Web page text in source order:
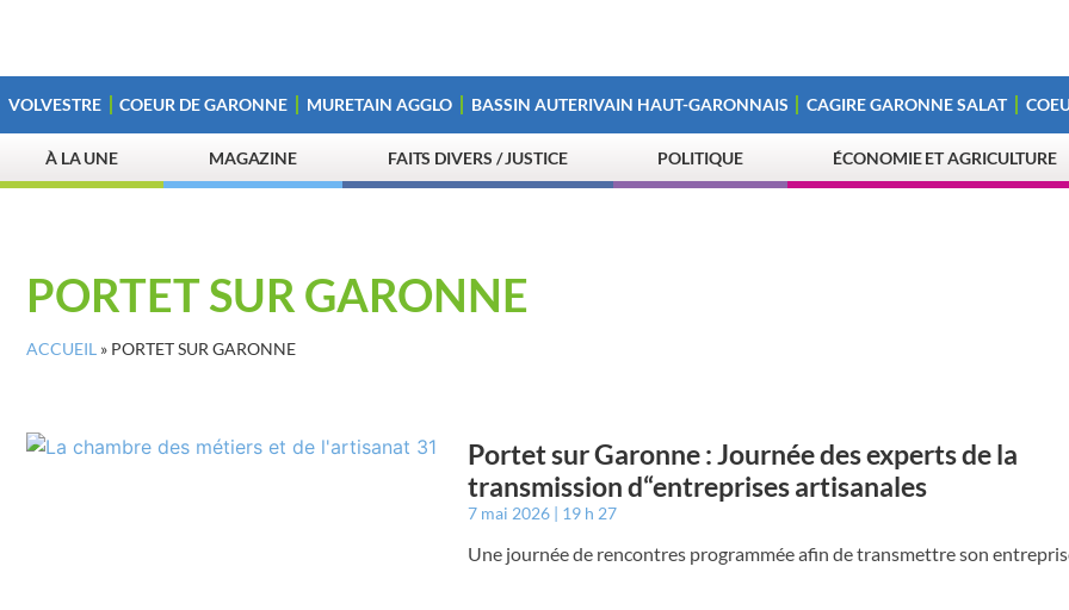
VOLVESTRE COEUR DE GARONNE MURETAIN AGGLO BASSIN AUTERIVAIN HAUT-GARONNAIS CAGIRE GARONNE SALAT
À LA UNE MAGAZINE FAITS DIVERS / JUSTICE POLITIQUE ÉCONOMIE ET AGRICULTURE
PORTET SUR GARONNE
ACCUEIL » PORTET SUR GARONNE
Portet sur Garonne : Journée des experts de la
transmission d“entreprises artisanales
7 mai 2026 19 h 27
Une journée de rencontres programmée afin de transmettre son